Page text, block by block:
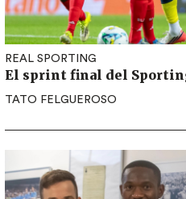
REAL SPORTING
El sprint final del
TATO FELGUEROSO